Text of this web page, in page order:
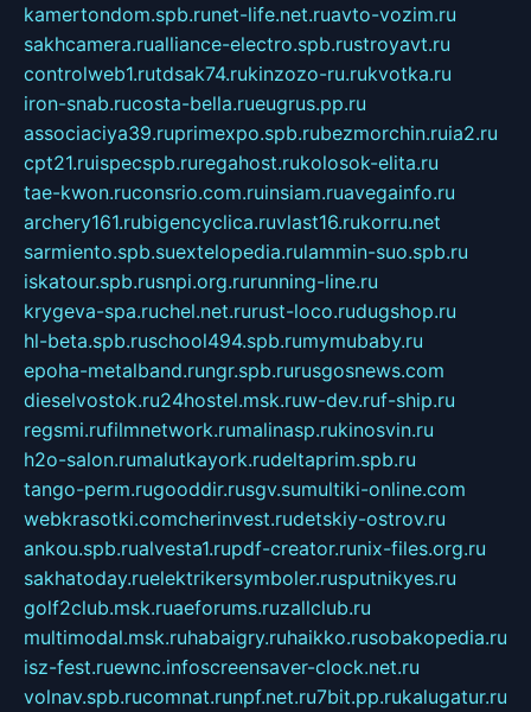
kamertondom.spb.runet-life.net.ruavto-vozim.ru
sakhcamera.rualliance-electro.spb.rustroyavt.ru
controlweb1.rutdsak74.rukinzozo-ru.rukvotka.ru
iron-snab.rucosta-bella.rueugrus.pp.ru
associaciya39.ruprimexpo.spb.rubezmorchin.ruia2.ru
cpt21.ruispecspb.ruregahost.rukolosok-elita.ru
tae-kwon.ruconsrio.com.ruinsiam.ruavegainfo.ru
archery161.rubigencyclica.ruvlast16.rukorru.net
sarmiento.spb.suextelopedia.rulammin-suo.spb.ru
iskatour.spb.rusnpi.org.rurunning-line.ru
krygeva-spa.ruchel.net.rurust-loco.rudugshop.ru
hl-beta.spb.ruschool494.spb.rumymubaby.ru
epoha-metalband.rungr.spb.rurusgosnews.com
dieselvostok.ru24hostel.msk.ruw-dev.ruf-ship.ru
regsmi.rufilmnetwork.rumalinasp.rukinosvin.ru
h2o-salon.rumalutkayork.rudeltaprim.spb.ru
tango-perm.rugooddir.rusgv.sumultiki-online.com
webkrasotki.comcherinvest.rudetskiy-ostrov.ru
ankou.spb.rualvesta1.rupdf-creator.runix-files.org.ru
sakhatoday.ruelektrikersymboler.rusputnikyes.ru
golf2club.msk.ruaeforums.ruzallclub.ru
multimodal.msk.ruhabaigry.ruhaikko.rusobakopedia.ru
isz-fest.ruewnc.infoscreensaver-clock.net.ru
volnav.spb.rucomnat.runpf.net.ru7bit.pp.rukalugatur.ru